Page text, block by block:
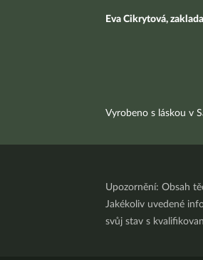
Eva Cikrytová,
Vyrobeno s láskou v
Upozornění: Obsah
Jakékoliv uvedené
svůj stav s